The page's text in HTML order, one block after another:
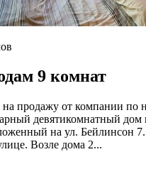
9 комнат
продажу от компании по
девятикомнатный дом
на ул. Бейлинсон 7.
Возле дома 2...